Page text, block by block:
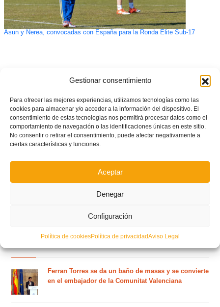
Gestionar consentimiento
Para ofrecer las mejores experiencias, utilizamos tecnologías como las
cookies para almacenar y/o acceder a la información del dispositivo. El
consentimiento de estas tecnologías nos permitirá procesar datos como el
comportamiento de navegación o las identificaciones únicas en este sitio.
No consentir o retirar el consentimiento, puede afectar negativamente a
ciertas características y funciones.
Aceptar
Denegar
Configuración
Política de cookiesPolítica de privacidadAviso Legal
Asun y Nerea, convocadas con España para la Ronda Elite Sub-17
Ferran Torres se da un baño de masas y se convierte
en el embajador de la Comunitat Valenciana